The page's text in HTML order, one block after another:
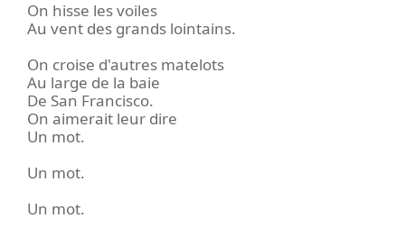
On hisse les voiles
Au vent des grands lointains.
On croise d'autres matelots
Au large de la baie
De San Francisco.
On aimerait leur dire
Un mot.
Un mot.
Un mot.